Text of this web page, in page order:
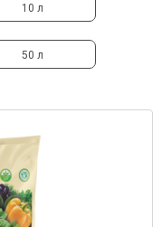
10 л
50 л